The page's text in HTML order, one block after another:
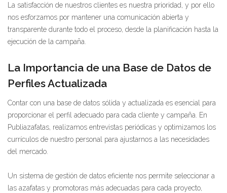
La satisfacción de nuestros clientes es nuestra prioridad, y por ello
nos esforzamos por mantener una comunicación abierta y
transparente durante todo el proceso, desde la planificación hasta la
ejecución de la campaña.
La Importancia de una Base de Datos de
Perfiles Actualizada
Contar con una base de datos sólida y actualizada es esencial para
proporcionar el perfil adecuado para cada cliente y campaña. En
Publiazafatas, realizamos entrevistas periódicas y optimizamos los
currículos de nuestro personal para ajustarnos a las necesidades
del mercado.
Un sistema de gestión de datos eficiente nos permite seleccionar a
las azafatas y promotoras más adecuadas para cada proyecto,